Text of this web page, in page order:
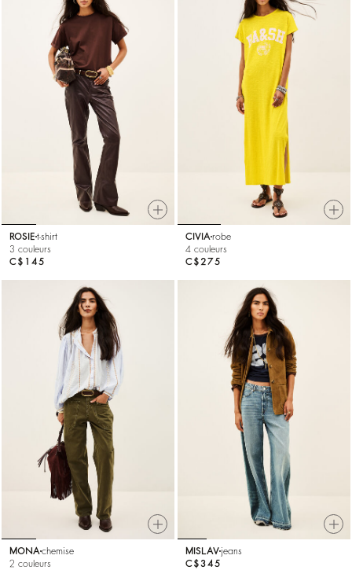
ROSIE t-shirt
3 couleurs
C$145
CIVIA robe
4 couleurs
C$275
MONA chemise
2 couleurs
MISLAV jeans
C$345